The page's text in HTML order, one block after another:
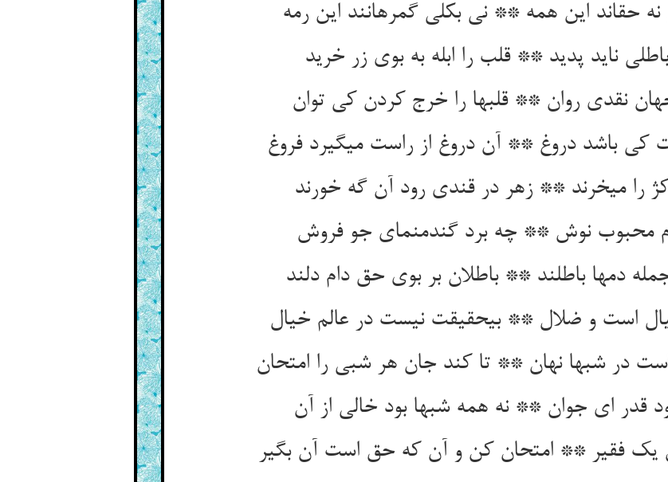
حق‏اند این همه ** نی بکلی گمرهانند این رمه‏
ناید پدید ** قلب را ابله به بوی زر خرید
نقدی روان ** قلبها را خرج کردن کی توان‏
کی باشد دروغ ** آن دروغ از راست می‏گیرد فروغ‏
را می‏خرند ** زهر در قندی رود آن گه خورند
محبوب نوش ** چه برد گندم‏نمای جو فروش‏
دمها باطلند ** باطلان بر بوی حق دام دلند
است و ضلال ** بی‏حقیقت نیست در عالم خیال‏
در شبها نهان ** تا کند جان هر شبی را امتحان‏
قدر ای جوان ** نه همه شبها بود خالی از آن‏
یک فقیر ** امتحان کن و آن که حق است آن بگیر